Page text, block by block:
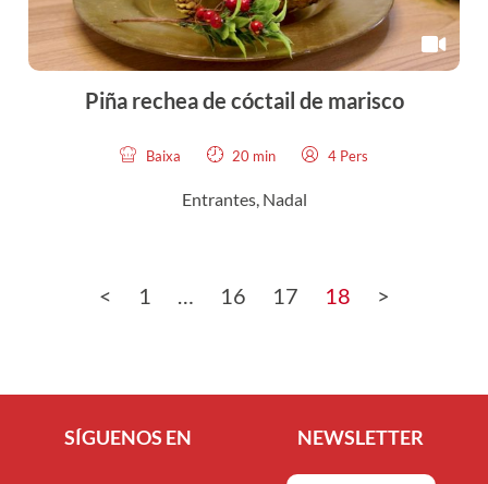
Piña rechea de cóctail de marisco
Baixa 20 min 4 Pers
Entrantes, Nadal
< 1 … 16 17 18 >
SÍGUENOS EN NEWSLETTER